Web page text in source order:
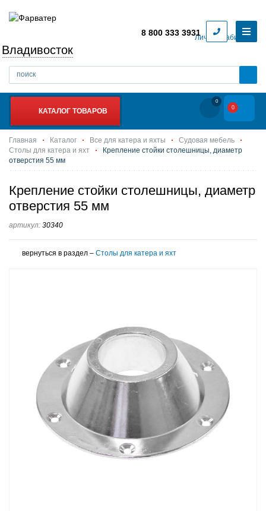
Личный кабинет
Владивосток
8 800 333 3931
КАТАЛОГ ТОВАРОВ
0
0
Главная Каталог Все для катера и яхты
Судовая мебель
Столы для катера и яхт
Крепление стойки столешницы, диаметр
отверстия 55 мм
Крепление стойки столешницы, диаметр
отверстия 55 мм
артикул: 30340
вернуться в раздел – Столы для катера и яхт